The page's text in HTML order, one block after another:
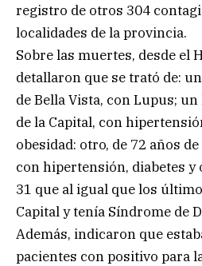
registro de otros 304
localidades de la provincia.
Sobre las muertes, desde el
detallaron que se trató de:
de Bella Vista, con Lupus;
de la Capital, con
obesidad: otro, de 72 años
con hipertensión, diabetes y
31 que al igual que los
Capital y tenía Síndrome de
Además, indicaron que
pacientes con positivo para